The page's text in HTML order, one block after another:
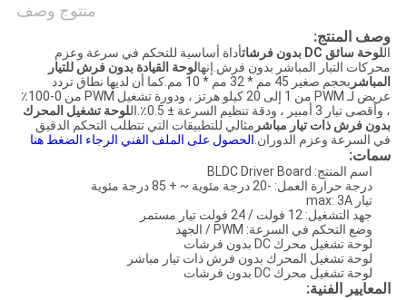
منتوج وصف
وصف المنتج:
اللوحة سائق DC بدون فرشات
أداة أساسية للتحكم في سرعة وعزم
محركات التيار المباشر بدون فرش.إنهالوحة القيادة بدون فرش للتيار
المباشر
بحجم صغير 45 مم * 32 مم * 10 مم.كما أن لديها نطاق تردد
عريض لـ PWM من 1 إلى 20 كيلو هرتز ، ودورة تشغيل PWM من 0-100٪
، وأقصى تيار 3 أمبير ، ودقة تنظيم السرعة ± 0.5٪.ال
لوحة تشغيل المحرك
بدون فرش ذات تيار مباشر مثالي للتطبيقات التي تتطلب التحكم الدقيق
في السرعة وعزم الدوران.الحصول على الملف الفني الرجاء الضغط هنا
سمات:
اسم المنتج: BLDC Driver Board
درجة حرارة العمل: -20 درجة مئوية ~ + 85 درجة مئوية
تيار max: 3A
جهد التشغيل: 12 فولت / 24 فولت تيار مستمر
وضع التحكم في السرعة: PWM / الجهد
لوحة تشغيل محرك DC بدون فرشات
لوحة تشغيل المحرك بدون فرش ذات تيار مباشر
لوحة تشغيل محرك DC بدون فرشات
المعايير الفنية: